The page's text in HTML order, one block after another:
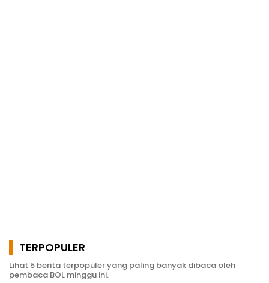
TERPOPULER
Lihat 5 berita terpopuler yang paling banyak dibaca oleh
pembaca BOL minggu ini.